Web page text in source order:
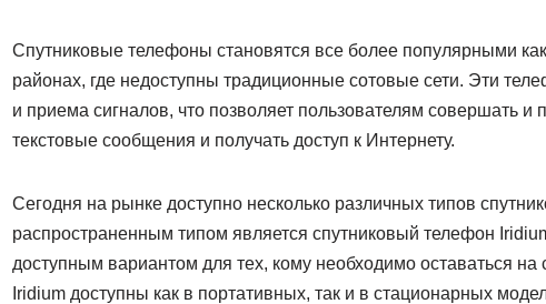
Спутниковые телефоны становятся все более популярными
районах, где недоступны традиционные сотовые сети. Эти
и приема сигналов, что позволяет пользователям совершать и
текстовые сообщения и получать доступ к Интернету.
Сегодня на рынке доступно несколько различных типов
распространенным типом является спутниковый телефон
доступным вариантом для тех, кому необходимо оставаться
Iridium доступны как в портативных, так и в стационарных